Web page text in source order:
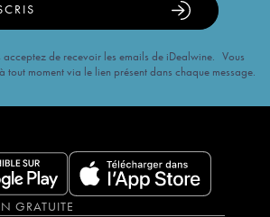
acceptez de recevoir les emails de iDealwine. Vous
tout moment via le lien présent dans chaque message.
GRATUITE